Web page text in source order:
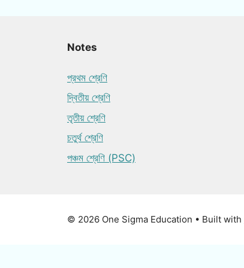
Notes
প্রথম শ্রেণি
দ্বিতীয় শ্রেণি
তৃতীয় শ্রেণি
চতুর্থ শ্রেণি
পঞ্চম শ্রেণি (PSC)
© 2026 One Sigma Education • Built with